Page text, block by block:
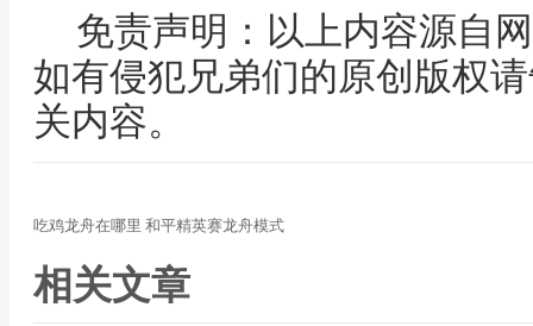
免责声明：以上内容源自
如有侵犯兄弟们的原创版权
关内容。
吃鸡龙舟在哪里 和平精英赛龙舟模式
相关文章